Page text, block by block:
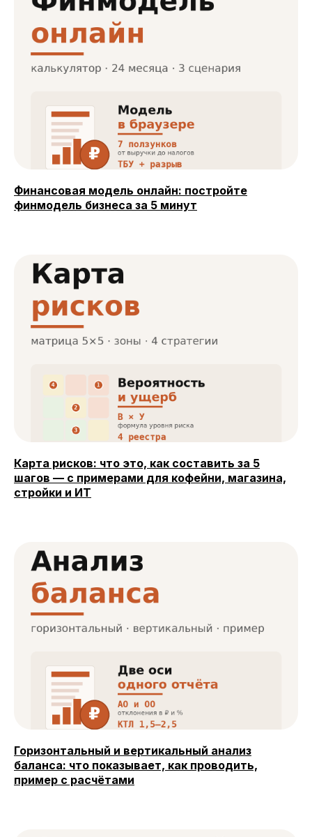
Финансовая модель онлайн: постройте
финмодель бизнеса за 5 минут
Карта рисков: что это, как составить за 5
шагов — с примерами для кофейни, магазина,
стройки и ИТ
Горизонтальный и вертикальный анализ
баланса: что показывает, как проводить,
пример с расчётами